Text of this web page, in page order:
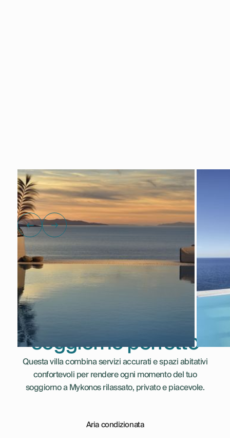
Mostra tutte le foto
Tutto ciò di cui hai
bisogno per un
soggiorno perfetto
Questa villa combina servizi accurati e spazi abitativi
confortevoli per rendere ogni momento del tuo
soggiorno a Mykonos rilassato, privato e piacevole.
Aria condizionata